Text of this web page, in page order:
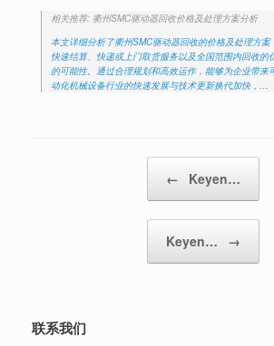
相关推荐: 衢州SMC驱动器回收价格及处理方案分析
本文详细分析了衢州SMC驱动器回收的价格及处理方案
快速结算、快递或上门取货服务以及全国范围内回收的
的可能性。通过合理规划和高效运作，能够为企业带来
动化机械设备行业的快速发展与技术更新换代加快，…
← Keyen…
Keyen… →
联系我们